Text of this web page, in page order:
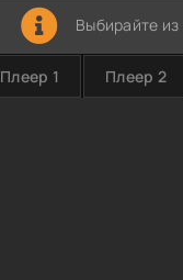
Выбирайте
Плеер 1 Плеер 2